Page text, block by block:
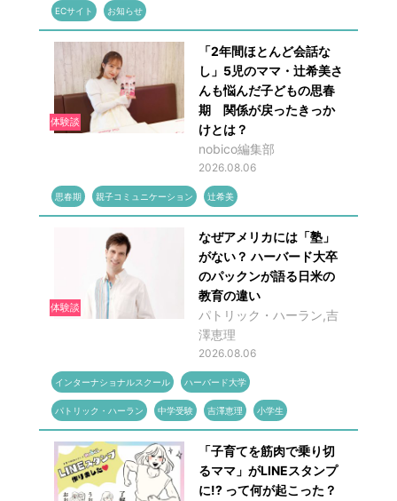
ECサイト お知らせ
体験談
「2年間ほとんど会話な
し」5児のママ・辻希美さ
んも悩んだ子どもの思春
期 関係が戻ったきっか
けとは？
nobico編集部
2026.08.06
思春期 親子コミュニケーション 辻希美
体験談
なぜアメリカには「塾」
がない？ ハーバード大卒
のパックンが語る日米の
教育の違い
パトリック・ハーラン,吉
澤恵理
2026.08.06
インターナショナルスクール ハーバード大学
パトリック・ハーラン 中学受験 吉澤恵理 小学生
「子育てを筋肉で乗り切
るママ」がLINEスタンプ
に!? って何が起こった？